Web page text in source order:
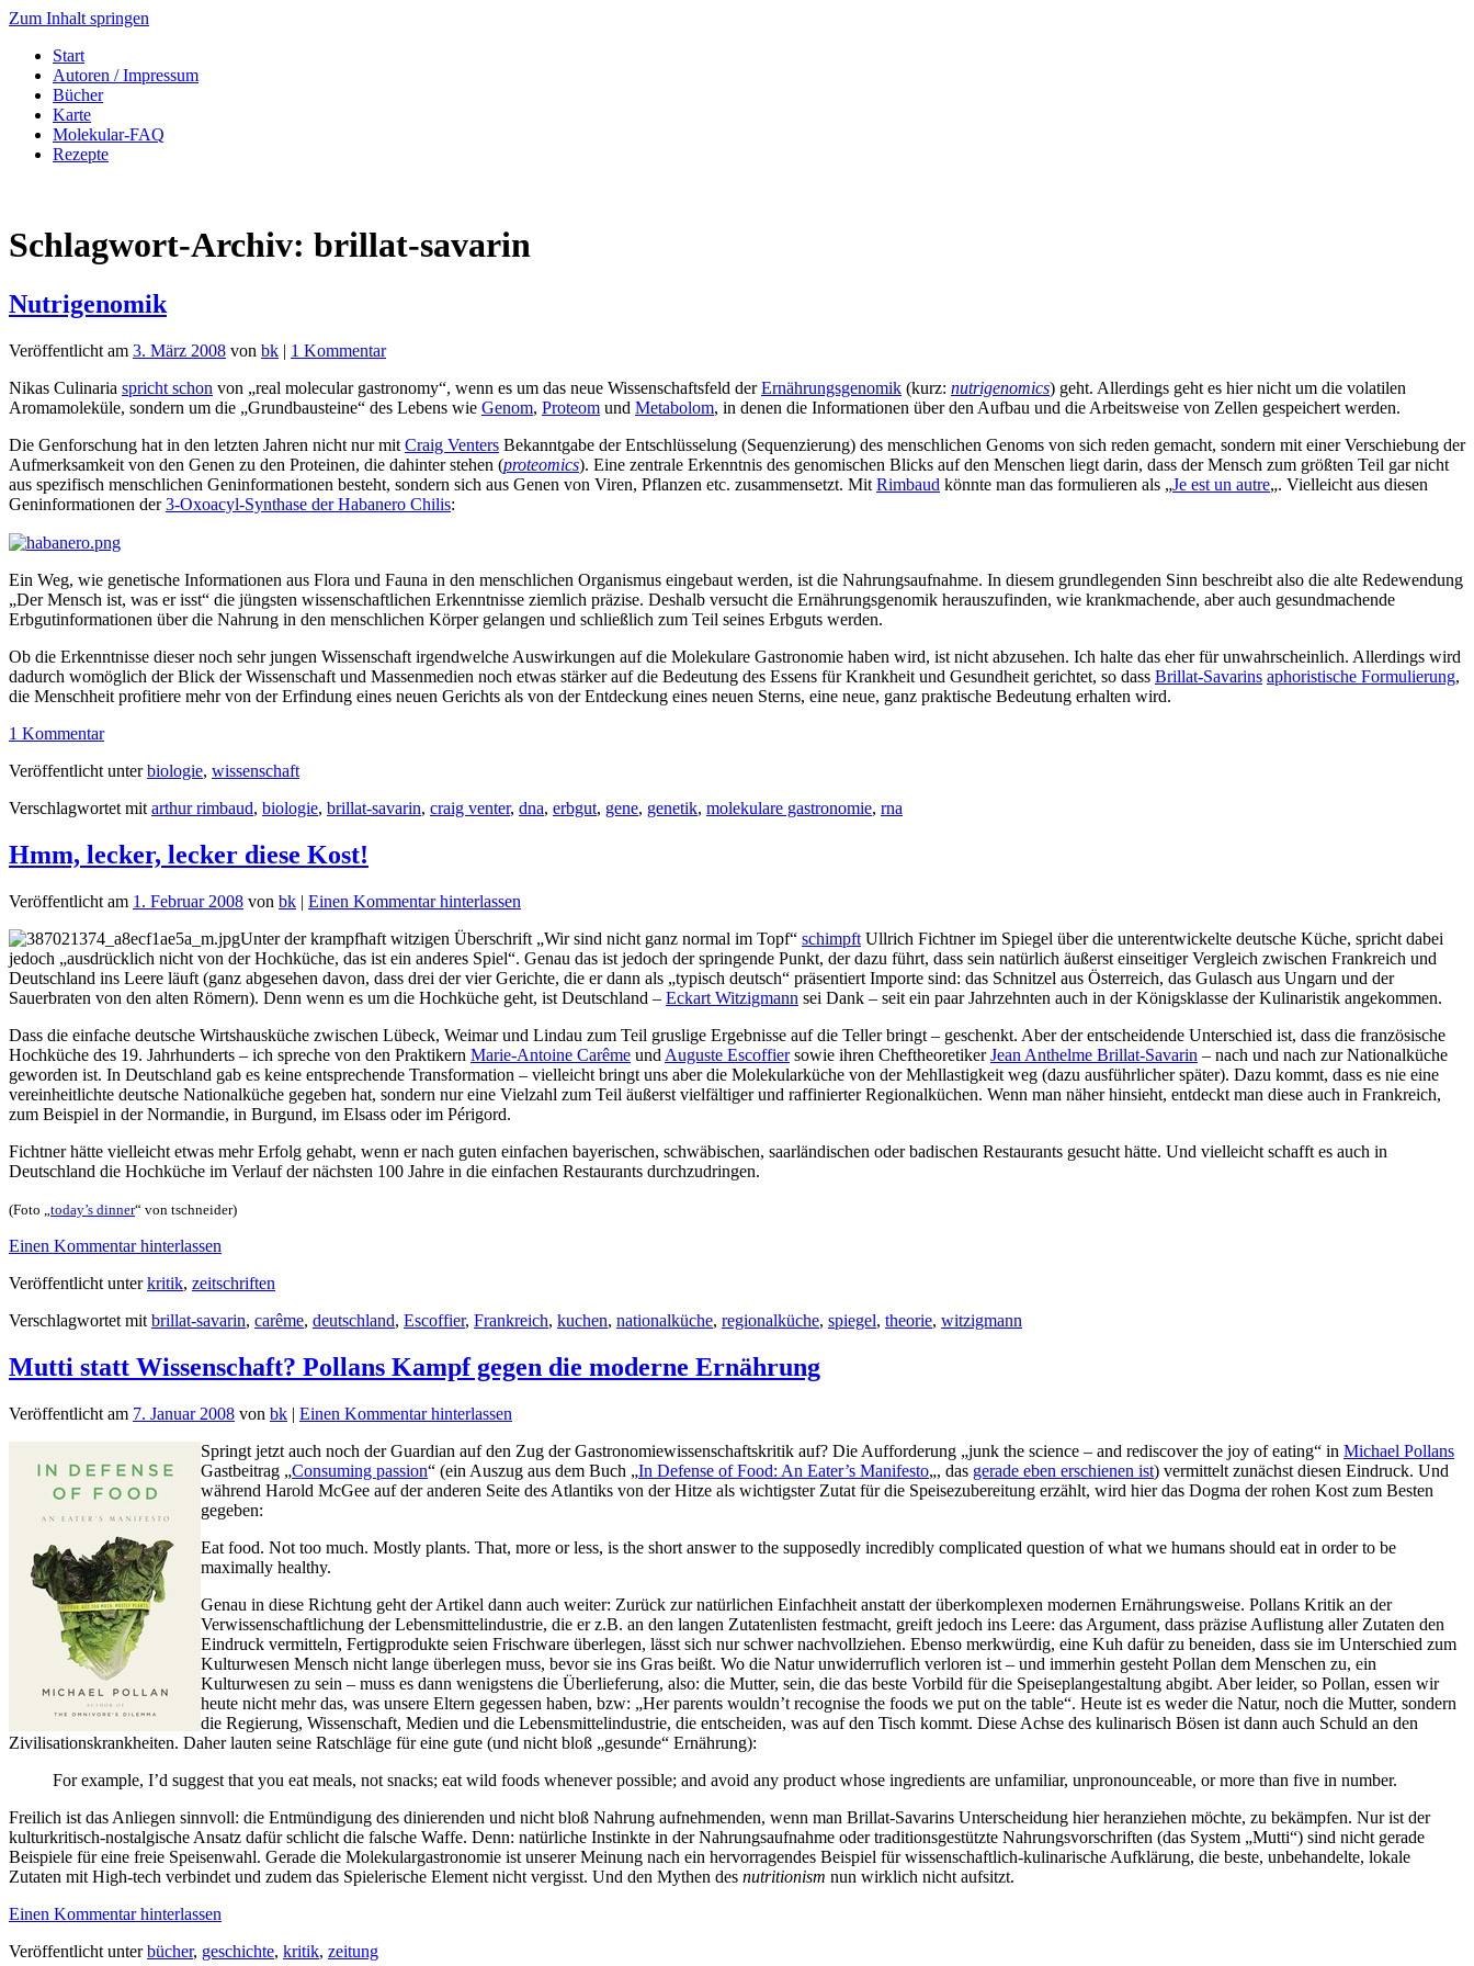
Zum Inhalt springen
Start
Autoren / Impressum
Bücher
Karte
Molekular-FAQ
Rezepte
Schlagwort-Archiv: brillat-savarin
Nutrigenomik
Veröffentlicht am 3. März 2008 von bk | 1 Kommentar
Nikas Culinaria spricht schon von „real molecular gastronomy“, wenn es um das neue Wissenschaftsfeld derErnährungsgenomik (kurz: nutrigenomics) geht. Allerdings geht es hier nicht um die volatilen
Aromamoleküle, sondern um die „Grundbausteine“ des Lebens wie Genom, Proteom und Metabolom, in denen die Informationen über den Aufbau und die Arbeitsweise von Zellen gespeichert werden.
Die Genforschung hat in den letzten Jahren nicht nur mit Craig Venters Bekanntgabe der Entschlüsselung (Sequenzierung) des menschlichen Genoms von sich reden gemacht, sondern mit einer Verschiebung der
Aufmerksamkeit von den Genen zu den Proteinen, die dahinter stehen (proteomics). Eine zentrale Erkenntnis des genomischen Blicks auf den Menschen liegt darin, dass der Mensch zum größten Teil gar nicht
aus spezifisch menschlichen Geninformationen besteht, sondern sich aus Genen von Viren, Pflanzen etc. zusammensetzt. Mit Rimbaud könnte man das formulieren als „Je est un autre„. Vielleicht aus diesen
Geninformationen der3-Oxoacyl-Synthase der Habanero Chilis:
Ein Weg, wie genetische Informationen aus Flora und Fauna in den menschlichen Organismus eingebaut werden, ist die Nahrungsaufnahme. In diesem grundlegenden Sinn beschreibt also die alte Redewendung
„Der Mensch ist, was er isst“ die jüngsten wissenschaftlichen Erkenntnisse ziemlich präzise. Deshalb versucht die Ernährungsgenomik herauszufinden, wie krankmachende, aber auch gesundmachende
Erbgutinformationen über die Nahrung in den menschlichen Körper gelangen und schließlich zum Teil seines Erbguts werden.
Ob die Erkenntnisse dieser noch sehr jungen Wissenschaft irgendwelche Auswirkungen auf die Molekulare Gastronomie haben wird, ist nicht abzusehen. Ich halte das eher für unwahrscheinlich. Allerdings wird
dadurch womöglich der Blick der Wissenschaft und Massenmedien noch etwas stärker auf die Bedeutung des Essens für Krankheit und Gesundheit gerichtet, so dass Brillat-Savarins aphoristische Formulierung,
die Menschheit profitiere mehr von der Erfindung eines neuen Gerichts als von der Entdeckung eines neuen Sterns, eine neue, ganz praktische Bedeutung erhalten wird.
1 Kommentar
Veröffentlicht unter biologie, wissenschaft
Verschlagwortet mit arthur rimbaud, biologie, brillat-savarin, craig venter, dna, erbgut, gene, genetik, molekulare gastronomie, rna
Hmm, lecker, lecker diese Kost!
Veröffentlicht am 1. Februar 2008 von bk | Einen Kommentar hinterlassen
Unter der krampfhaft witzigen Überschrift „Wir sind nicht ganz normal im Topf“ schimpft Ullrich Fichtner im Spiegel über die unterentwickelte deutsche Küche, spricht dabei
jedoch „ausdrücklich nicht von der Hochküche, das ist ein anderes Spiel“. Genau das ist jedoch der springende Punkt, der dazu führt, dass sein natürlich äußerst einseitiger Vergleich zwischen Frankreich und
Deutschland ins Leere läuft (ganz abgesehen davon, dass drei der vier Gerichte, die er dann als „typisch deutsch“ präsentiert Importe sind: das Schnitzel aus Österreich, das Gulasch aus Ungarn und der
Sauerbraten von den alten Römern). Denn wenn es um die Hochküche geht, ist Deutschland – Eckart Witzigmann sei Dank – seit ein paar Jahrzehnten auch in der Königsklasse der Kulinaristik angekommen.
Dass die einfache deutsche Wirtshausküche zwischen Lübeck, Weimar und Lindau zum Teil gruslige Ergebnisse auf die Teller bringt – geschenkt. Aber der entscheidende Unterschied ist, dass die französische
Hochküche des 19. Jahrhunderts – ich spreche von den Praktikern Marie-Antoine Carême und Auguste Escoffiersowie ihren CheftheoretikerJean Anthelme Brillat-Savarin – nach und nach zur Nationalküche
geworden ist. In Deutschland gab es keine entsprechende Transformation – vielleicht bringt uns aber die Molekularküche von der Mehllastigkeit weg (dazu ausführlicher später). Dazu kommt, dass es nie eine
vereinheitlichte deutsche Nationalküche gegeben hat, sondern nur eine Vielzahl zum Teil äußerst vielfältiger und raffinierter Regionalküchen. Wenn man näher hinsieht, entdeckt man diese auch in Frankreich,
zum Beispiel in der Normandie, in Burgund, im Elsass oder im Périgord.
Fichtner hätte vielleicht etwas mehr Erfolg gehabt, wenn er nach guten einfachen bayerischen, schwäbischen, saarländischen oder badischen Restaurants gesucht hätte. Und vielleicht schafft es auch in
Deutschland die Hochküche im Verlauf der nächsten 100 Jahre in die einfachen Restaurants durchzudringen.
(Foto „ today’s dinner“ von tschneider)
Einen Kommentar hinterlassen
Veröffentlicht unter kritik, zeitschriften
Verschlagwortet mit brillat-savarin, carême, deutschland, Escoffier, Frankreich, kuchen, nationalküche, regionalküche, spiegel, theorie, witzigmann
Mutti statt Wissenschaft? Pollans Kampf gegen die moderne Ernährung
Veröffentlicht am 7. Januar 2008 von bk | Einen Kommentar hinterlassen
Springt jetzt auch noch der Guardian auf den Zug der Gastronomiewissenschaftskritik auf? Die Aufforderung „junk the science – and rediscover the joy of eating“ in Michael Pollans
Gastbeitrag „Consuming passion“ (ein Auszug aus dem Buch „In Defense of Food: An Eater’s Manifesto„, das gerade eben erschienen ist) vermittelt zunächst diesen Eindruck. Und
während Harold McGee auf der anderen Seite des Atlantiks von der Hitze als wichtigster Zutat für die Speisezubereitung erzählt, wird hier das Dogma der rohen Kost zum Besten
gegeben:
Eat food. Not too much. Mostly plants. That, more or less, is the short answer to the supposedly incredibly complicated question of what we humans should eat in order to be
maximally healthy.
Genau in diese Richtung geht der Artikel dann auch weiter: Zurück zur natürlichen Einfachheit anstatt der überkomplexen modernen Ernährungsweise. Pollans Kritik an der
Verwissenschaftlichung der Lebensmittelindustrie, die er z.B. an den langen Zutatenlisten festmacht, greift jedoch ins Leere: das Argument, dass präzise Auflistung aller Zutaten den
Eindruck vermitteln, Fertigprodukte seien Frischware überlegen, lässt sich nur schwer nachvollziehen. Ebenso merkwürdig, eine Kuh dafür zu beneiden, dass sie im Unterschied zum
Kulturwesen Mensch nicht lange überlegen muss, bevor sie ins Gras beißt. Wo die Natur unwiderruflich verloren ist – und immerhin gesteht Pollan dem Menschen zu, ein
Kulturwesen zu sein – muss es dann wenigstens die Überlieferung, also: die Mutter, sein, die das beste Vorbild für die Speiseplangestaltung abgibt. Aber leider, so Pollan, essen wir
heute nicht mehr das, was unsere Eltern gegessen haben, bzw: „Her parents wouldn’t recognise the foods we put on the table“. Heute ist es weder die Natur, noch die Mutter, sondern
die Regierung, Wissenschaft, Medien und die Lebensmittelindustrie, die entscheiden, was auf den Tisch kommt. Diese Achse des kulinarisch Bösen ist dann auch Schuld an den
Zivilisationskrankheiten. Daher lauten seine Ratschläge für eine gute (und nicht bloß „gesunde“ Ernährung):
For example, I’d suggest that you eat meals, not snacks; eat wild foods whenever possible; and avoid any product whose ingredients are unfamiliar, unpronounceable, or more than five in number.
Freilich ist das Anliegen sinnvoll: die Entmündigung des dinierenden und nicht bloß Nahrung aufnehmenden, wenn man Brillat-Savarins Unterscheidung hier heranziehen möchte, zu bekämpfen. Nur ist der
kulturkritisch-nostalgische Ansatz dafür schlicht die falsche Waffe. Denn: natürliche Instinkte in der Nahrungsaufnahme oder traditionsgestützte Nahrungsvorschriften (das System „Mutti“) sind nicht gerade
Beispiele für eine freie Speisenwahl. Gerade die Molekulargastronomie ist unserer Meinung nach ein hervorragendes Beispiel für wissenschaftlich-kulinarische Aufklärung, die beste, unbehandelte, lokale
Zutaten mit High-tech verbindet und zudem das Spielerische Element nicht vergisst. Und den Mythen des nutritionism nun wirklich nicht aufsitzt.
Einen Kommentar hinterlassen
Veröffentlicht unter bücher, geschichte, kritik, zeitung